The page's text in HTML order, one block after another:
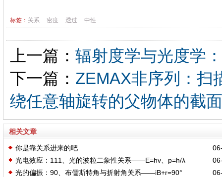
标签： 关系 密度 透过 中性
上一篇： 辐射度学与光度学
下一篇： ZEMAX非序列：
绕任意轴旋转的父物体的截
相关文章
你是靠关系进来的吧
光电效应：111、光的波粒二象性关系——E=hv、p=h/λ
光的偏振：90、布儒斯特角与折射角关系——iB+r=90°